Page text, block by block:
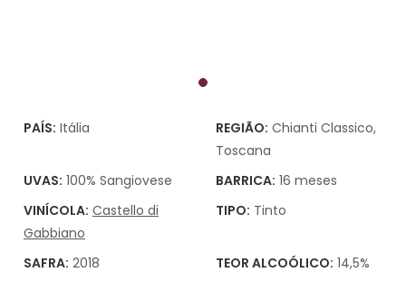
VINÍCOLA: Castello di
Gabbiano
PAÍS: Itália
SAFRA: 2018 TEOR ALCOÓLICO: 14,5%
BARRICA: 16 meses
UVAS: 100% Sangiovese
TIPO: Tinto
REGIÃO: Chianti Classico,
Toscana